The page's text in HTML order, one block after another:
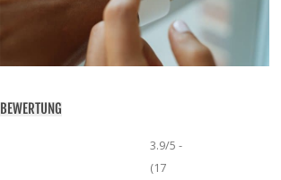
BEWERTUNG
3.9/5 -
(17